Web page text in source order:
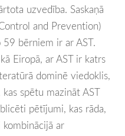
uzvedība. Saskaņā
and Prevention)
bērniem ir ar AST.
Eiropā, ar AST ir katrs
dominē viedoklis,
spētu mazināt AST
pētījumi, kas rāda,
ar